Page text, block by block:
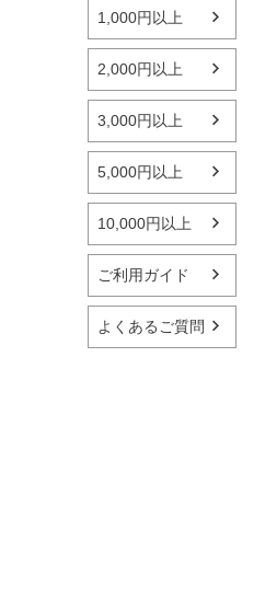
1,000円以上
2,000円以上
3,000円以上
5,000円以上
10,000円以上
ご利用ガイド
よくあるご質問